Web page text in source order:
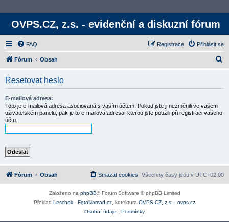
OVPS.CZ, z.s. - evidenční a diskuzní fórum
FAQ Přihlásit se
Registrace
Fórum Obsah
Resetovat heslo
E-mailová adresa:
Toto je e-mailová adresa asociovaná s vaším účtem. Pokud jste ji nezměnili ve vašem
uživatelském panelu, pak je to e-mailová adresa, kterou jste použili při registraci vašeho
účtu.
Fórum Obsah Všechny časy jsou v UTC+02:00
Smazat cookies
Založeno na phpBB® Forum Software © phpBB Limited
Překlad Leschek - FotoNomad.cz , korektura OVPS.CZ, z.s. - ovps.cz
Osobní údaje | Podmínky